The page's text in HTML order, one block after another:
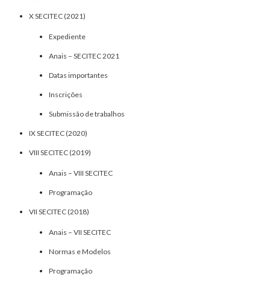
X SECITEC (2021)
Expediente
Anais – SECITEC 2021
Datas importantes
Inscrições
Submissão de trabalhos
IX SECITEC (2020)
VIII SECITEC (2019)
Anais – VIII SECITEC
Programação
VII SECITEC (2018)
Anais – VII SECITEC
Normas e Modelos
Programação